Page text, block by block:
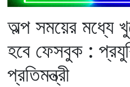
অল্প সময়ের মধ্যে
হবে ফেসবুক :
প্রতিমন্ত্রী